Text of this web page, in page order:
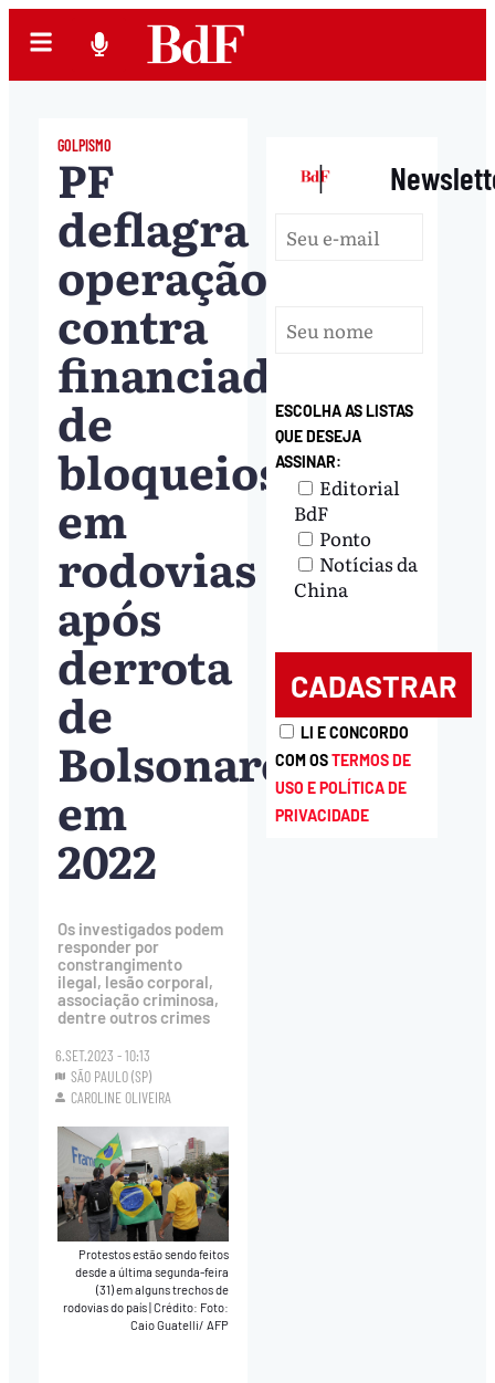
GOLPISMO
PF
deflagra
operação
contra
financiadores
de
bloqueios
em
rodovias
após
derrota
de
Bolsonaro
em
2022
Os investigados podem
responder por
constrangimento
ilegal, lesão corporal,
associação criminosa,
dentre outros crimes
6.SET.2023 - 10:13
SÃO PAULO (SP)
CAROLINE OLIVEIRA
Protestos estão sendo feitos
desde a última segunda-feira
(31) em alguns trechos de
rodovias do país|Crédito: Foto:
Caio Guatelli/ AFP
|
ESCOLHA AS LISTAS
QUE DESEJA
ASSINAR:
Editorial
BdF
Ponto
Notícias da
China
LI E CONCORDO
COM OSTERMOS DE
USO E POLÍTICA DE
PRIVACIDADE